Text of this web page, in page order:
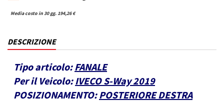
Media costo in 30 gg. 194,26 €
DESCRIZIONE
Tipo articolo: FANALE
Per il Veicolo: IVECO S-Way 2019
POSIZIONAMENTO: POSTERIORE DESTRA